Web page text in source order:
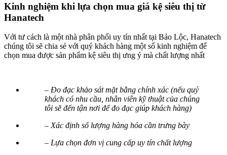
Kinh nghiệm khi lựa chọn mua giá kệ siêu thị từ
Hanatech
Với tư cách là một nhà phân phối uy tín nhất tại Bảo Lộc, Hanatech
chúng tôi sẽ chia sẻ với quý khách hàng một số kinh nghiệm để
chọn mua được sản phẩm kệ siêu thị ưng ý mà chất lượng nhất
– Đo đạc khảo sát mặt bằng chính xác (nếu quý
khách có nhu cầu, nhân viên kỹ thuật của chúng
tôi sẽ đến tận nơi để đo đạc giúp khách hàng)
– Xác định số lượng hàng hóa cần trưng bày
– Lựa chọn đơn vị cung cấp uy tín chất lượng